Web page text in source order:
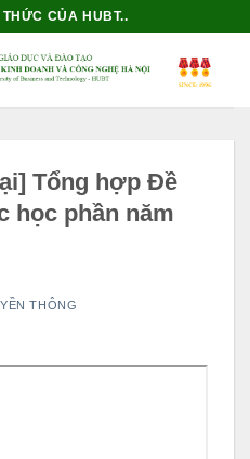
CỦA HUBT..
Tổng hợp Đề
học phần năm
THÔNG